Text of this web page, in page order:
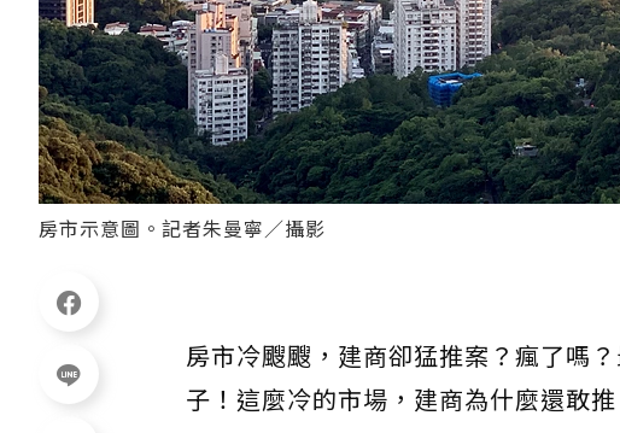
房市示意圖。記者朱曼寧／攝影
房市冷颼颼，建商卻猛推案？瘋了嗎
子！這麼冷的市場，建商為什麼還敢推